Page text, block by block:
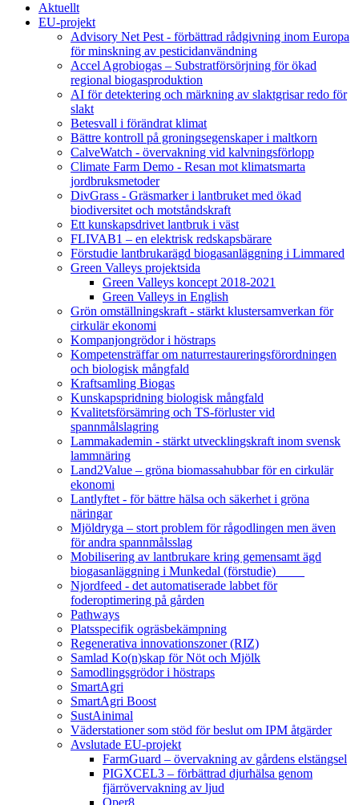
Aktuellt
EU-projekt
Advisory Net Pest - förbättrad rådgivning inom Europa
för minskning av pesticidanvändning
Accel Agrobiogas – Substratförsörjning för ökad
regional biogasproduktion
AI för detektering och märkning av slaktgrisar redo för
slakt
Betesvall i förändrat klimat
Bättre kontroll på groningsegenskaper i maltkorn
CalveWatch - övervakning vid kalvningsförlopp
Climate Farm Demo - Resan mot klimatsmarta
jordbruksmetoder
DivGrass - Gräsmarker i lantbruket med ökad
biodiversitet och motståndskraft
Ett kunskapsdrivet lantbruk i väst
FLIVAB1 – en elektrisk redskapsbärare
Förstudie lantbrukarägd biogasanläggning i Limmared
Green Valleys projektsida
Green Valleys koncept 2018-2021
Green Valleys in English
Grön omställningskraft - stärkt klustersamverkan för
cirkulär ekonomi
Kompanjongrödor i höstraps
Kompetensträffar om naturrestaureringsförordningen
och biologisk mångfald
Kraftsamling Biogas
Kunskapspridning biologisk mångfald
Kvalitetsförsämring och TS-förluster vid
spannmålslagring
Lammakademin - stärkt utvecklingskraft inom svensk
lammnäring
Land2Value – gröna biomassahubbar för en cirkulär
ekonomi
Lantlyftet - för bättre hälsa och säkerhet i gröna
näringar
Mjöldryga – stort problem för rågodlingen men även
för andra spannmålsslag
Mobilisering av lantbrukare kring gemensamt ägd
biogasanläggning i Munkedal (förstudie)
Njordfeed - det automatiserade labbet för
foderoptimering på gården
Pathways
Platsspecifik ogräsbekämpning
Regenerativa innovationszoner (RIZ)
Samlad Ko(n)skap för Nöt och Mjölk
Samodlingsgrödor i höstraps
SmartAgri
SmartAgri Boost
SustAinimal
Väderstationer som stöd för beslut om IPM åtgärder
Avslutade EU-projekt
FarmGuard – övervakning av gårdens elstängsel
PIGXCEL3 – förbättrad djurhälsa genom
fjärrövervakning av ljud
Oper8